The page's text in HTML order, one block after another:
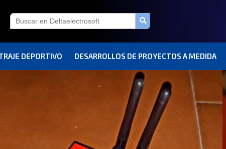
DEPORTIVO DESARROLLOS DE PROYECTOS A MEDIDA